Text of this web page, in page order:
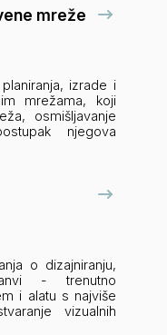
mreže
izrade i
mrežama, koji
osmišljavanje
njegova
o dizajniranju,
- trenutno
i alatu s najviše
vizualnih